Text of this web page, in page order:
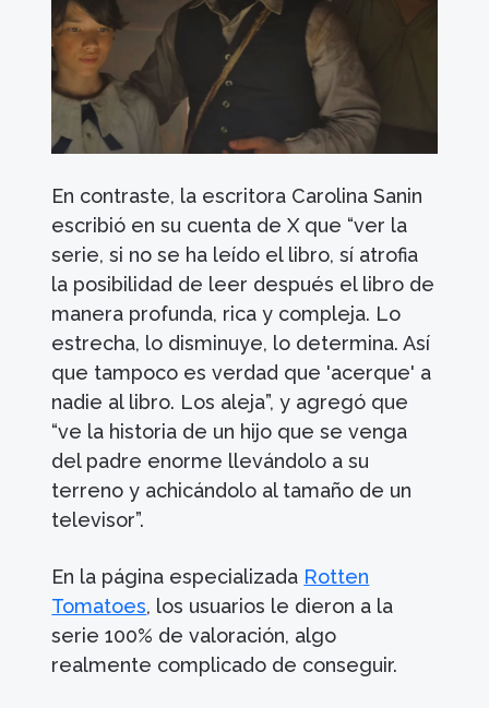
En contraste, la escritora Carolina Sanin
escribió en su cuenta de X que “ver la
serie, si no se ha leído el libro, sí atrofia
la posibilidad de leer después el libro de
manera profunda, rica y compleja. Lo
estrecha, lo disminuye, lo determina. Así
que tampoco es verdad que 'acerque' a
nadie al libro. Los aleja”, y agregó que
“ve la historia de un hijo que se venga
del padre enorme llevándolo a su
terreno y achicándolo al tamaño de un
televisor”.
En la página especializada Rotten
Tomatoes, los usuarios le dieron a la
serie 100% de valoración, algo
realmente complicado de conseguir.